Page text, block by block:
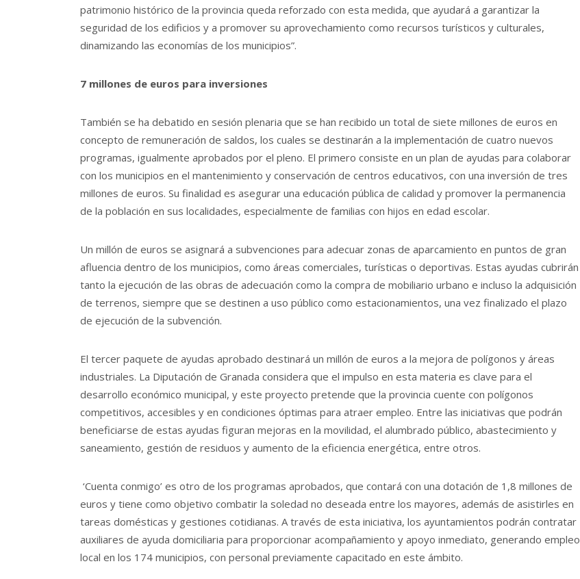
patrimonio histórico de la provincia queda reforzado con esta medida, que ayudará a garantizar la
seguridad de los edificios y a promover su aprovechamiento como recursos turísticos y culturales,
dinamizando las economías de los municipios”.
7 millones de euros para inversiones
También se ha debatido en sesión plenaria que se han recibido un total de siete millones de euros en
concepto de remuneración de saldos, los cuales se destinarán a la implementación de cuatro nuevos
programas, igualmente aprobados por el pleno. El primero consiste en un plan de ayudas para colaborar
con los municipios en el mantenimiento y conservación de centros educativos, con una inversión de tres
millones de euros. Su finalidad es asegurar una educación pública de calidad y promover la permanencia
de la población en sus localidades, especialmente de familias con hijos en edad escolar.
Un millón de euros se asignará a subvenciones para adecuar zonas de aparcamiento en puntos de gran
afluencia dentro de los municipios, como áreas comerciales, turísticas o deportivas. Estas ayudas cubrirán
tanto la ejecución de las obras de adecuación como la compra de mobiliario urbano e incluso la adquisición
de terrenos, siempre que se destinen a uso público como estacionamientos, una vez finalizado el plazo
de ejecución de la subvención.
El tercer paquete de ayudas aprobado destinará un millón de euros a la mejora de polígonos y áreas
industriales. La Diputación de Granada considera que el impulso en esta materia es clave para el
desarrollo económico municipal, y este proyecto pretende que la provincia cuente con polígonos
competitivos, accesibles y en condiciones óptimas para atraer empleo. Entre las iniciativas que podrán
beneficiarse de estas ayudas figuran mejoras en la movilidad, el alumbrado público, abastecimiento y
saneamiento, gestión de residuos y aumento de la eficiencia energética, entre otros.
‘Cuenta conmigo’ es otro de los programas aprobados, que contará con una dotación de 1,8 millones de
euros y tiene como objetivo combatir la soledad no deseada entre los mayores, además de asistirles en
tareas domésticas y gestiones cotidianas. A través de esta iniciativa, los ayuntamientos podrán contratar
auxiliares de ayuda domiciliaria para proporcionar acompañamiento y apoyo inmediato, generando empleo
local en los 174 municipios, con personal previamente capacitado en este ámbito.